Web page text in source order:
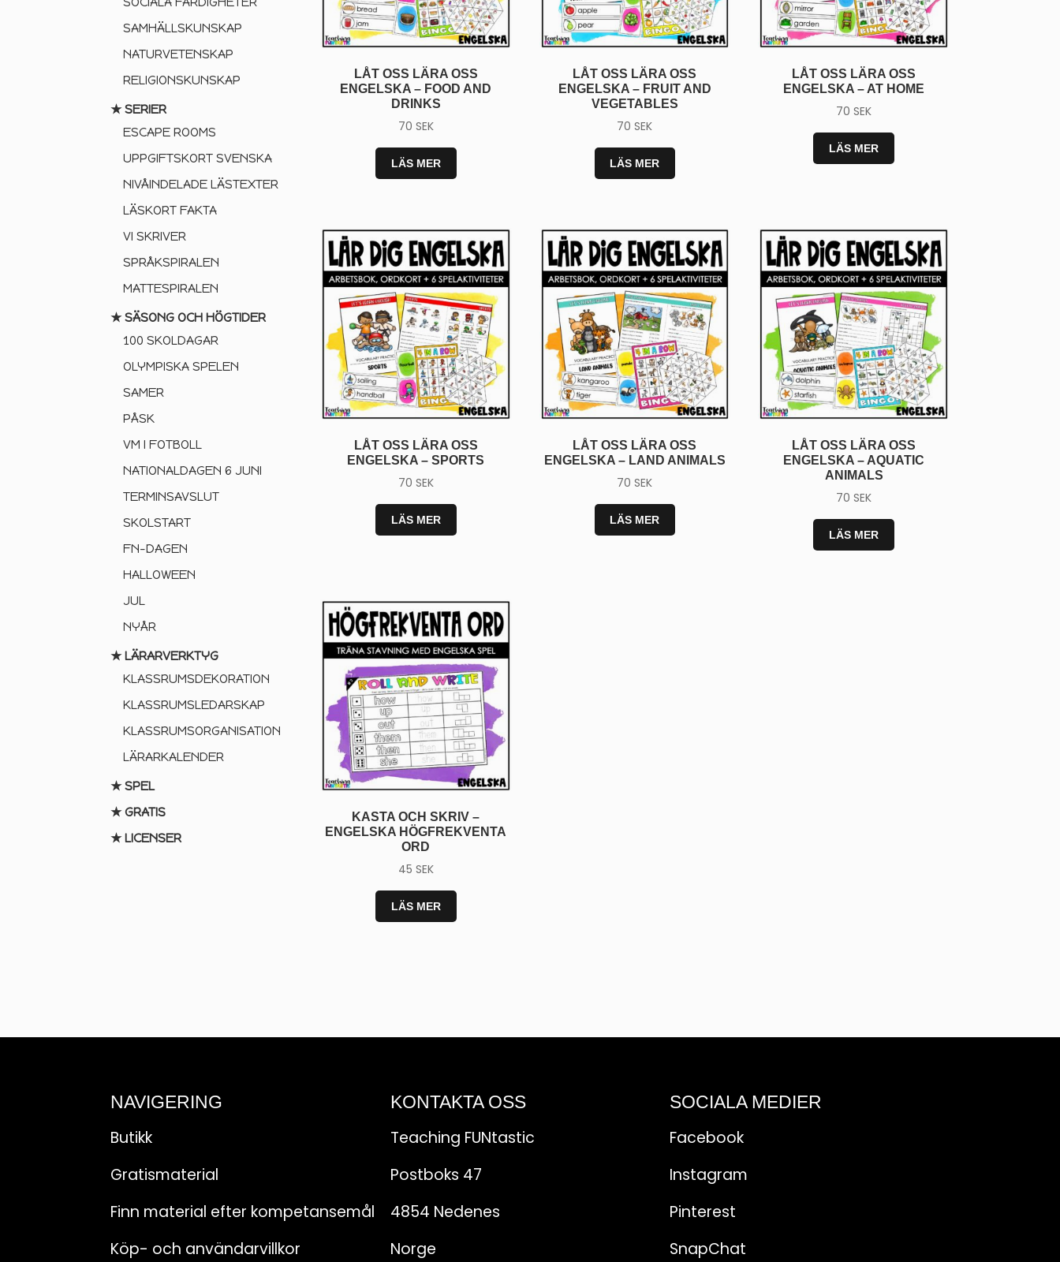
SAMHÄLLSKUNSKAP
NATURVETENSKAP
RELIGIONSKUNSKAP
★ SERIER
ESCAPE ROOMS
UPPGIFTSKORT SVENSKA
NIVÅINDELADE LÄSTEXTER
LÄSKORT FAKTA
VI SKRIVER
SPRÅKSPIRALEN
MATTESPIRALEN
★ SÄSONG OCH HÖGTIDER
100 SKOLDAGAR
OLYMPISKA SPELEN
SAMER
PÅSK
VM I FOTBOLL
NATIONALDAGEN 6 JUNI
TERMINSAVSLUT
SKOLSTART
FN-DAGEN
HALLOWEEN
JUL
NYÅR
★ LÄRARVERKTYG
KLASSRUMSDEKORATION
KLASSRUMSLEDARSKAP
KLASSRUMSORGANISATION
LÄRARKALENDER
★ SPEL
★ GRATIS
★ LICENSER
LÅT OSS LÄRA OSS
ENGELSKA – FOOD AND
DRINKS
70 SEK
LÄS MER
LÅT OSS LÄRA OSS
ENGELSKA – FRUIT AND
VEGETABLES
70SEK
LÄS MER
LÅT OSS LÄRA OSS
ENGELSKA – AT HOME
70SEK
LÄS MER
LÅT OSS LÄRA OSS
ENGELSKA – SPORTS
70 SEK
LÄS MER
LÅT OSS LÄRA OSS
ENGELSKA – LAND ANIMALS
70SEK
LÄS MER
LÅT OSS LÄRA OSS
ENGELSKA – AQUATIC
ANIMALS
70SEK
LÄS MER
KASTA OCH SKRIV –
ENGELSKA HÖGFREKVENTA
ORD
45 SEK
LÄS MER
NAVIGERING
Butikk
Gratismaterial
Finn material efter kompetansemål
Köp- och användarvillkor
KONTAKTA OSS
Teaching FUNtastic
Postboks 47
4854 Nedenes
Norge
SOCIALA MEDIER
Facebook
Instagram
Pinterest
SnapChat
💛 Få ett gratisspelpaket
med 15
lärspel (värde 95 kr)
💛 Praktiska tips och gratis
undervisningsmaterial direkt till
inkorgen
Genom att anmäla dig samtycker du till att få e-post
från Teaching FUNtastic. Du kan avsluta
prenumerationen när som helst.